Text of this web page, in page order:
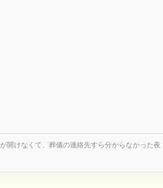
開けなくて、葬儀の連絡先すら分からなかった夜